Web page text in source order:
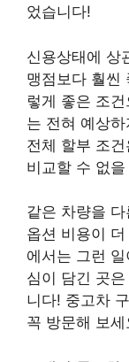
었습니다!
신용상태에 상
맹점보다 훨씬
렇게 좋은 조
는 전혀 예상
전체 할부 조
비교할 수 없
같은 차량을
옵션 비용이
에서는 그런
심이 담긴 곳
니다! 중고차
꼭 방문해 보세